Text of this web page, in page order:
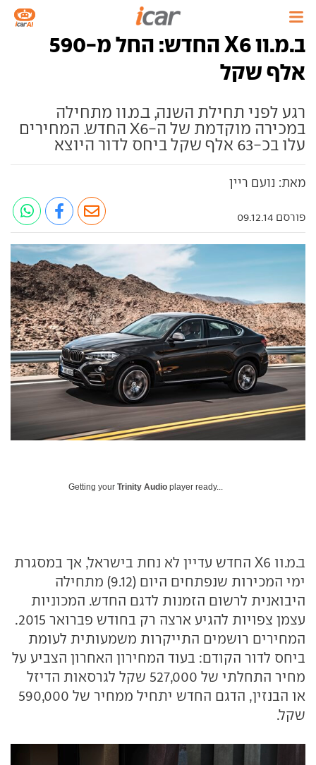
ב.מ.וו X6 החדש: החל מ-590
אלף שקל
רגע לפני תחילת השנה, ב.מ.וו מתחילה
במכירה מוקדמת של ה-X6 החדש. המחירים
עלו בכ-63 אלף שקל ביחס לדור היוצא
מאת: נועם ריין
פורסם 09.12.14
Getting your Trinity Audio player ready...
ב.מ.וו X6 החדש עדיין לא נחת בישראל, אך במסגרת
ימי המכירות שנפתחים היום (9.12) מתחילה
היבואנית לרשום הזמנות לדגם החדש. המכוניות
עצמן צפויות להגיע ארצה רק בחודש פברואר 2015.
המחירים רושמים התייקרות משמעותית לעומת
ביחס לדור הקודם: בעוד המחירון האחרון הצביע על
מחיר התחלתי של 527,000 שקל לגרסאות הדיזל
או הבנזין, הדגם החדש יתחיל ממחיר של 590,000
שקל.